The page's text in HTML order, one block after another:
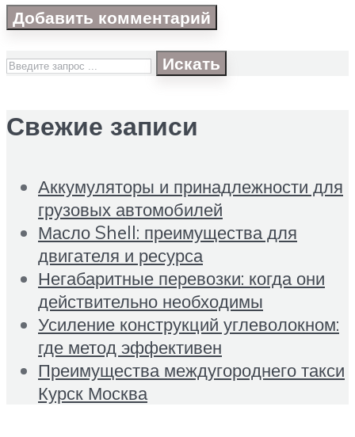
Искать
Свежие записи
Аккумуляторы и принадлежности для
грузовых автомобилей
Масло Shell: преимущества для
двигателя и ресурса
Негабаритные перевозки: когда они
действительно необходимы
Усиление конструкций углеволокном:
где метод эффективен
Преимущества междугороднего такси
Курск Москва